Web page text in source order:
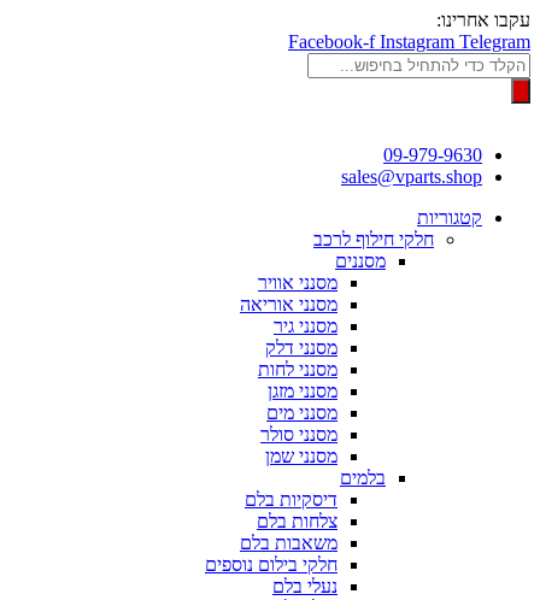
דלג
לתוכן
עקבו אחרינו:
Facebook-f Instagram Telegram
Products
search
09-979-9630
sales@vparts.shop
קטגוריות
חלקי חילוף לרכב
מסננים
מסנני אוויר
מסנני אוריאה
מסנני גיר
מסנני דלק
מסנני לחות
מסנני מזגן
מסנני מים
מסנני סולר
מסנני שמן
בלמים
דיסקיות בלם
צלחות בלם
משאבות בלם
חלקי בילום נוספים
נעלי בלם